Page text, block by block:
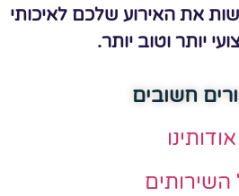
את האירוע שלכם לאיכותי
יותר וטוב יותר.
חשובים
אודותינו
השירותים